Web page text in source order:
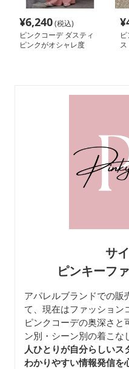
¥6,240(税込)
ピンクコーデ ダスティ
ピンクがオシャレ度
¥
サ
ピンキーフ
アパレルブランドでの販
て、現在はファッション
ピンクコーデの奥深さと
ン別・シーン別の着こな
人ひとりが自分らしいス
わかりやすい情報発信を